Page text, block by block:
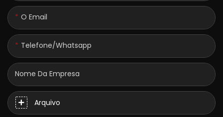
O Email
Telefone/whatsapp
Nome Da Empresa
Arquivo